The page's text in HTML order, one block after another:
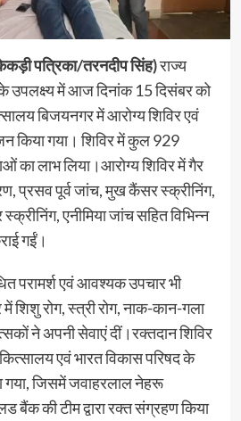
पत्रिका/तरनदीप सिंह)राज्य
उपलक्ष्य में आज दिनांक 15 दिसंबर को
बिजयनगर में आरोग्य शिविर एवं
किया गया। शिविर में कुल 929
का लाभ लिया।आरोग्य शिविर में गैर
प्रसव पूर्व जांच, मुख कैंसर स्क्रीनिंग,
एनीमिया जांच सहित विभिन्न
गईं।
परामर्श एवं आवश्यक उपचार भी
में शिशु रोग, स्त्री रोग, नाक-कान-गला
ने अपनी सेवाएं दीं।रक्तदान शिविर
एवं भारत विकास परिषद के
गया, जिसमें जवाहरलाल नेहरू
बैंक की टीम द्वारा रक्त संग्रहण किया